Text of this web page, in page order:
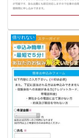
借りれない